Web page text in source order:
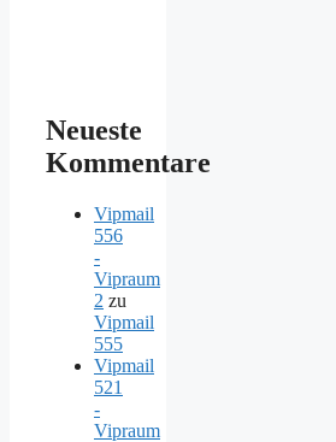
Neueste
Kommentare
Vipmail
556
-
Vipraum
2 zu
Vipmail
555
Vipmail
521
-
Vipraum